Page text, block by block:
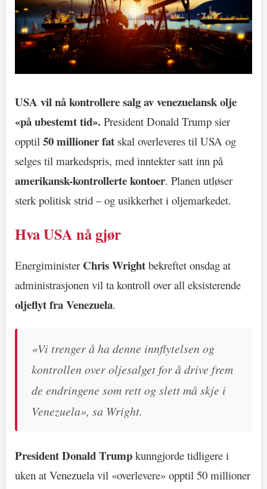
USA vil nå kontrollere salg av venezuelansk olje
«på ubestemt tid». President Donald Trump sier
opptil 50 millioner fat skal overleveres til USA og
selges til markedspris, med inntekter satt inn på
amerikansk-kontrollerte kontoer. Planen utløser
sterk politisk strid – og usikkerhet i oljemarkedet.
Hva USA nå gjør
Energiminister Chris Wright bekreftet onsdag at
administrasjonen vil ta kontroll over all eksisterende
oljeflyt fra Venezuela.
«Vi trenger å ha denne innflytelsen og
kontrollen over oljesalget for å drive frem
de endringene som rett og slett må skje i
Venezuela», sa Wright.
President Donald Trump kunngjorde tidligere i
uken at Venezuela vil «overlevere» opptil 50 millioner